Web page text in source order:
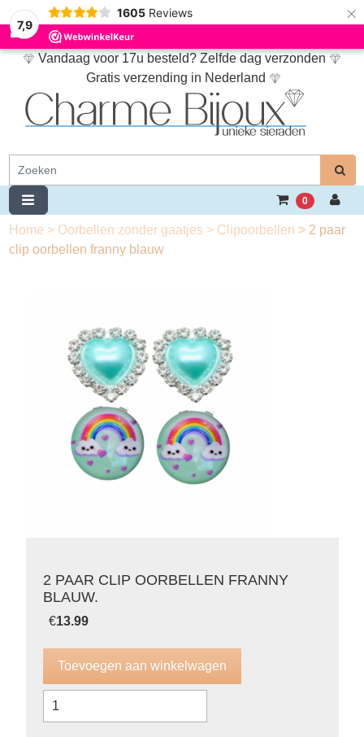
7,9
1605 Reviews ×
Vandaag voor 17u besteld? Zelfde dag verzonden
Gratis verzending in Nederland
0
Home > Oorbellen zonder gaatjes > Clipoorbellen > 2 paar
clip oorbellen franny blauw
2 PAAR CLIP OORBELLEN FRANNY
BLAUW.
€13.99